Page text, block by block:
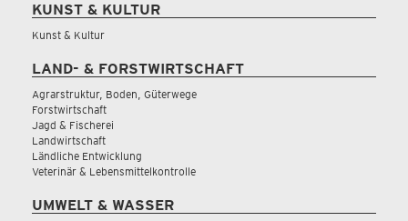
KUNST & KULTUR
Kunst & Kultur
LAND- & FORSTWIRTSCHAFT
Agrarstruktur, Boden, Güterwege
Forstwirtschaft
Jagd & Fischerei
Landwirtschaft
Ländliche Entwicklung
Veterinär & Lebensmittelkontrolle
UMWELT & WASSER